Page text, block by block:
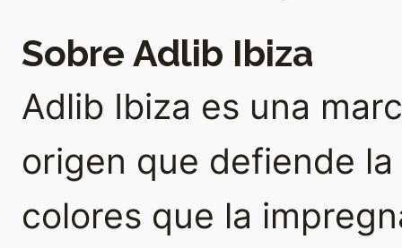
Sobre Adlib Ibiza
Adlib Ibiza es una
origen que defiende
colores que la